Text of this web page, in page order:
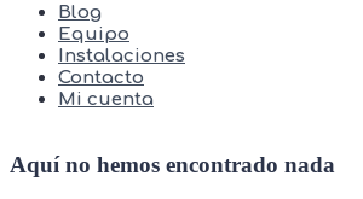
Blog
Equipo
Instalaciones
Contacto
Mi cuenta
Aquí no hemos encontrado nada